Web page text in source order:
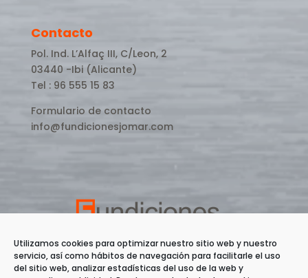
Utilizamos cookies para optimizar nuestro sitio web y nuestro
servicio, así como hábitos de navegación para facilitarle el uso
del sitio web, analizar estadísticas del uso de la web y
Contacto
Pol. Ind. L’Alfaç III, C/Leon, 2
03440 -Ibi (Alicante)
Tel : 96 555 15 83
Formulario de contacto
info@fundicionesjomar.com